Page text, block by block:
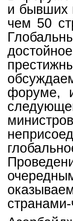
и бывших
чем 50
форуме,